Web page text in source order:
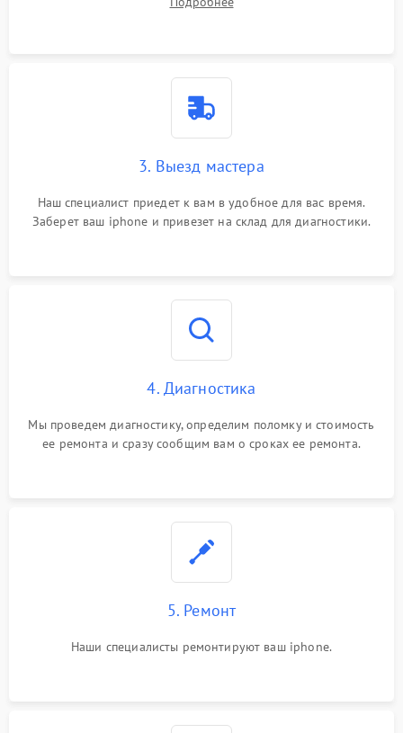
3. Выезд мастера
Наш специалист приедет к вам в удобное для вас время.
Заберет ваш iphone и привезет на склад для диагностики.
4. Диагностика
Мы проведем диагностику, определим поломку и стоимость
ее ремонта и сразу сообщим вам о сроках ее ремонта.
5. Ремонт
Наши специалисты ремонтируют ваш iphone.